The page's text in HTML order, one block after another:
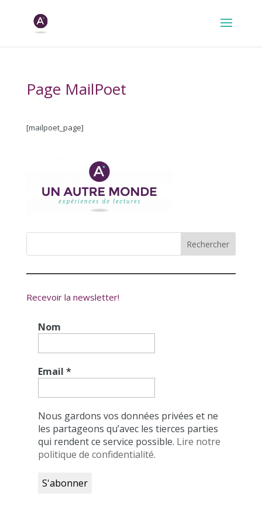
Page MailPoet
[mailpoet_page]
Recevoir la newsletter!
Nom
Email *
Nous gardons vos données privées et ne
les partageons qu’avec les tierces parties
qui rendent ce service possible. Lire notre
politique de confidentialité.